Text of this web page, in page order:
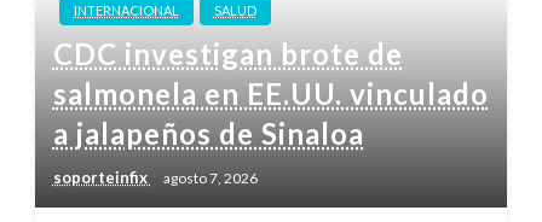
INTERNACIONAL SALUD
CDC investigan brote de
salmonela en EE.UU. vinculado
a jalapeños de Sinaloa
soporteinfix agosto 7, 2026